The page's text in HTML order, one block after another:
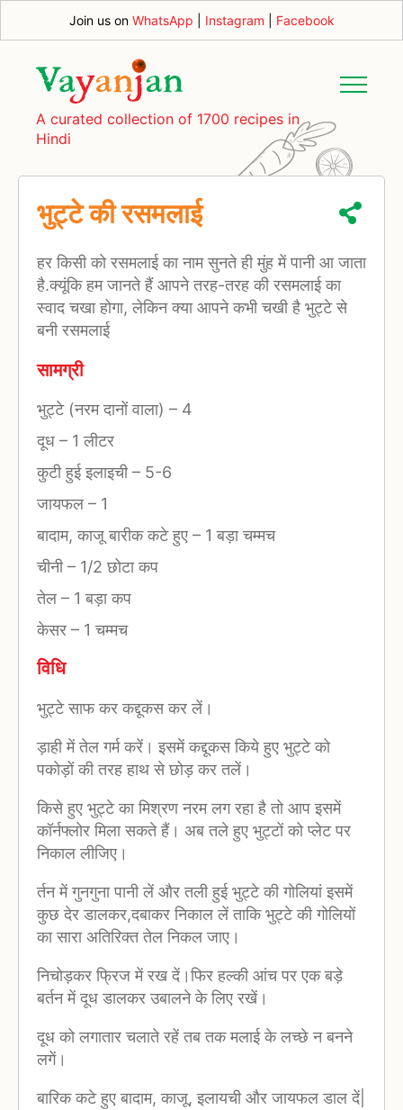
Join us on WhatsApp Instagram Facebook
A curated collection of 1700 recipes in
Hindi
भुट्टे की रसमलाई
हर किसी को रसमलाई का नाम सुनते ही मुंह में पानी आ जाता
है.क्यूंकि हम जानते हैं आपने तरह-तरह की रसमलाई का
स्वाद चखा होगा, लेकिन क्या आपने कभी चखी है भुट्टे से
बनी रसमलाई
सामग्री
भुट्टे (नरम दानों वाला) – 4
दूध – 1 लीटर
कुटी हुई इलाइची– 5-6
जायफल – 1
बादाम, काजू बारीक कटे हुए – 1 बड़ा चम्मच
चीनी– 1/2 छोटा कप
तेल – 1 बड़ा कप
केसर – 1 चम्मच
विधि
भुट्‍टे साफ कर कद्दूकस कर लें।
ड़ाही में तेल गर्म करें। इसमें कद्दूकस किये हुए भुट्टे को
पकोड़ों की तरह हाथ से छोड़ कर तलें।
किसे हुए भुट्टे का मिश्रण नरम लग रहा है तो आप इसमें
कॉर्नफ्लोर मिला सकते हैं। अब तले हुए भुट्टों को प्लेट पर
निकाल लीजिए।
र्तन में गुनगुना पानी लें और तली हुई भुट्टे की गोलियां इसमें
कुछ देर डालकर,दबाकर निकाल लें ताकि भुट्टे की गोलियों
का सारा अतिरिक्त तेल निकल जाए।
निचोड़कर फ्रिज में रख दें।फिर हल्की आंच पर एक बड़े
बर्तन में दूध डालकर उबालने के लिए रखें।
दूध को लगातार चलाते रहें तब तक मलाई के लच्छे न बनने
लगें।
बारिक कटे हुए बादाम, काजू, इलायची और जायफल डाल दें|